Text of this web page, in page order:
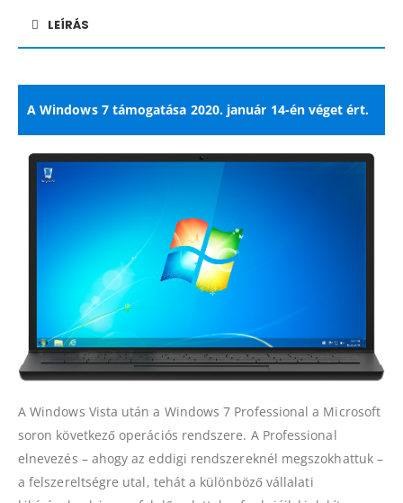
LEÍRÁS
A Windows 7 támogatása 2020. január 14-én véget ért.
A Windows Vista után a Windows 7 Professional a Microsoft
soron következő operációs rendszere. A Professional
elnevezés – ahogy az eddigi rendszereknél megszokhattuk –
a felszereltségre utal, tehát a különböző vállalati